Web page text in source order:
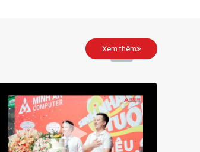
Xem thêm